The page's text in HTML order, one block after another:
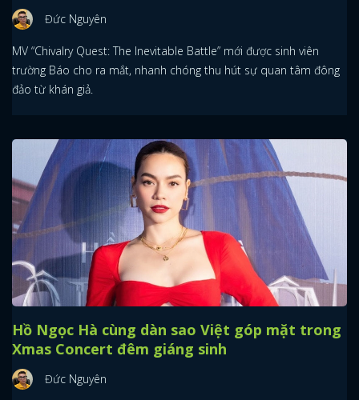
Đức Nguyên
MV “Chivalry Quest: The Inevitable Battle” mới được sinh viên
trường Báo cho ra mắt, nhanh chóng thu hút sự quan tâm đông
đảo từ khán giả.
Hồ Ngọc Hà cùng dàn sao Việt góp mặt trong
Xmas Concert đêm giáng sinh
Đức Nguyên